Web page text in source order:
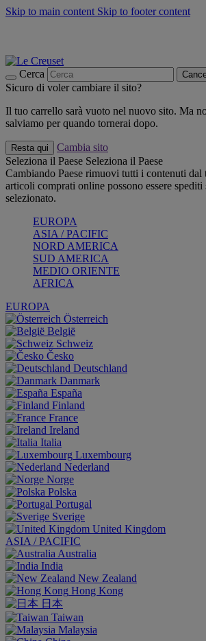
Skip to main content Skip to footer content
Cerca
Sicuro di voler cambiare il sito?
Il tuo carrello sarà vuoto nel nuovo sito. Ma
salviamo per quando tornerai dopo.
Resta qui
Cambia sito
Seleziona il Paese Seleziona il Paese
Cambiando Paese rimuovi tutti i contenuti
articoli comprati online possono essere spediti
selezionato.
EUROPA
ASIA / PACIFIC
NORD AMERICA
SUD AMERICA
MEDIO ORIENTE
AFRICA
EUROPA
Österreich
België
Schweiz
Česko
Deutschland
Danmark
España
Finland
France
Ireland
Italia
Luxembourg
Nederland
Norge
Polska
Portugal
Sverige
United Kingdom
ASIA / PACIFIC
Australia
India
New Zealand
Hong Kong
日本
Taiwan
Malaysia